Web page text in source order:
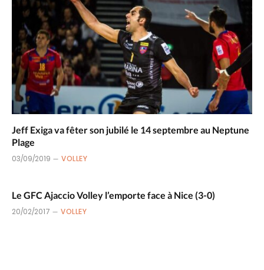
Jeff Exiga va fêter son jubilé le 14 septembre au Neptune
Plage
03/09/2019 VOLLEY
Le GFC Ajaccio Volley l’emporte face à Nice (3-0)
20/02/2017 VOLLEY